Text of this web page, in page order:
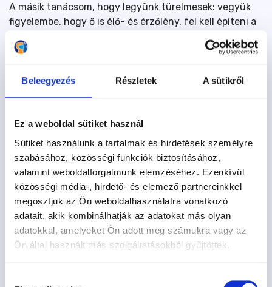
Beleegyezés Részletek A sütikről
Ez a weboldal sütiket használ
Sütiket használunk a tartalmak és hirdetések személyre
szabásához, közösségi funkciók biztosításához,
valamint weboldalforgalmunk elemzéséhez. Ezenkívül
közösségi média-, hirdető- és elemező partnereinkkel
megosztjuk az Ön weboldalhasználatra vonatkozó
adatait, akik kombinálhatják az adatokat más olyan
adatokkal, amelyeket Ön adott meg számukra vagy az
Ön által használt más szolgáltatásokból gyűjtöttek.
A másik tanácsom, hogy legyünk türelmesek: vegyük
figyelembe, hogy ő is élő- és érzőlény, fel kell építeni a
egy kutyát, többször látogassuk meg, akár a kennelbe
is üljünk be mellé. Nagyon fontos, hogy a döntés
megalapozott döntés, nehogy 2-3 hét után kerüljön
vissza egy reményteli kutya a családból a menhelyre.
elhozthattuk magunkhoz az örökbefogadás finisében:
ekkor megfigyelhettem, hogy miként viseli az autózást,
hogyan fogadja az otthoni környezetet, mennyire
illeszkedik a családunkba. Ebben nagyon sok
támogatást kaptunk a Vigyél Haza Alapítványtól,
köszönet érte!
Fotók: László tulajdona.
szét a
Vakkantó webshopban